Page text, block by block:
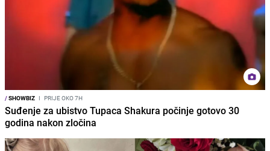
/SHOWBIZ I PRIJE OKO 7H
Suđenje za ubistvo Tupaca Shakura počinje gotovo 30
godina nakon zločina